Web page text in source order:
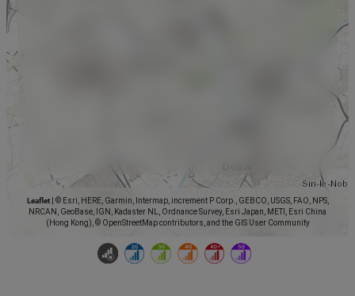
Leaflet
© Esri, HERE, Garmin, Intermap, increment P Corp., GEBCO, USGS, FAO, NPS,
NRCAN, GeoBase, IGN, Kadaster NL, Ordnance Survey, Esri Japan, METI, Esri China
(Hong Kong), © OpenStreetMap contributors, and the GIS User Community